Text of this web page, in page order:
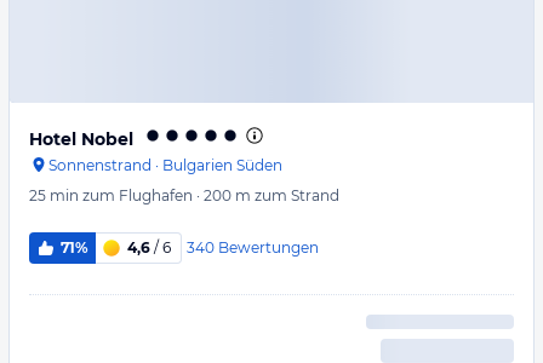
Hotel Nobel
Sonnenstrand · Bulgarien Süden
25 min zum Flughafen · 200 m zum Strand
71% 4,6 / 6 340 Bewertungen